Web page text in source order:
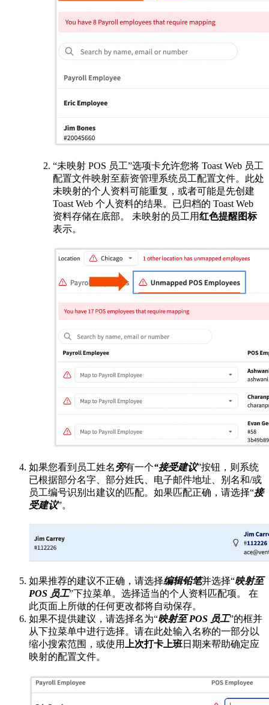
“未映射 POS 员工”选项卡允许您将 Toast Web 员工
配置文件映射至薪资管理系统员工配置文件。此处
未映射的个人资料可能重复，或者可能是先创建
Toast Web 个人资料的结果。已归档的 Toast Web
资料存储在底部。 未映射的员工用红色提醒图标
表示。
如果您看到员工姓名旁有一个“接受建议”按钮，则系统
已根据部分名字、部分姓氏、电子邮件地址、别名和/或
员工编号识别出建议的匹配。如果匹配正确，请选择“接
受建议”。
如果推荐的建议不正确，请选择编辑铅笔并选择“映射至
POS 员工”下拉菜单。选择适当的个人资料匹配项。 在
此页面上所做的任何更改都将自动保存。
如果不提供建议，请选择名为“映射至 POS 员工”的框并
从下拉菜单中进行选择。请在此处输入名称的一部分以
缩小搜索范围，或使用
上次打卡上班日期来帮助确定应
映射的配置文件。